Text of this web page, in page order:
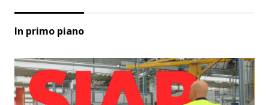
In primo piano